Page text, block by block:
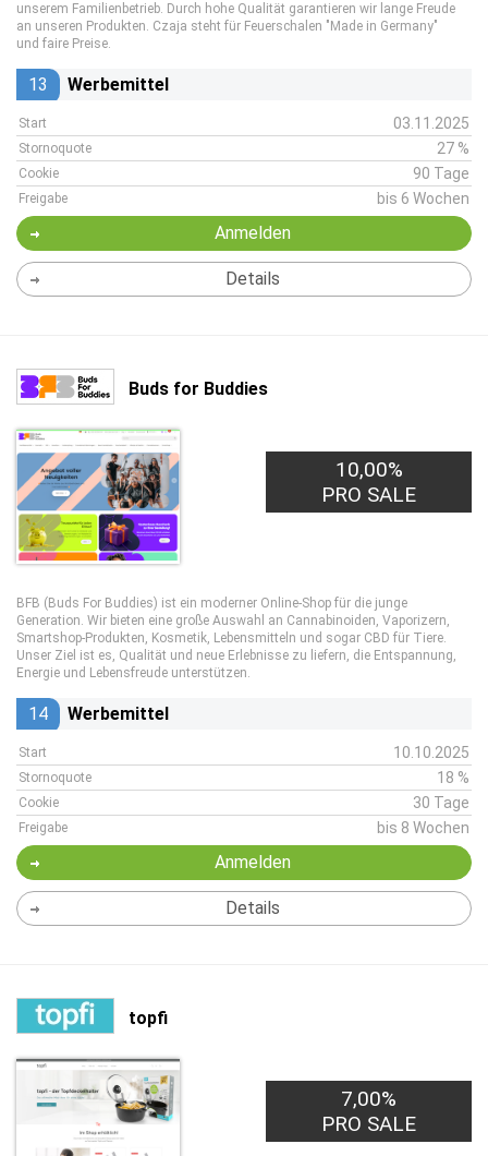
unserem Familienbetrieb. Durch hohe Qualität garantieren wir lange Freude
an unseren Produkten. Czaja steht für Feuerschalen "Made in Germany"
und faire Preise.
13 Werbemittel
Start 03.11.2025
Stornoquote 27 %
Cookie 90 Tage
Freigabe bis 6 Wochen
Anmelden
Details
Buds for Buddies
10,00%
PRO SALE
BFB (Buds For Buddies) ist ein moderner Online-Shop für die junge
Generation. Wir bieten eine große Auswahl an Cannabinoiden, Vaporizern,
Smartshop-Produkten, Kosmetik, Lebensmitteln und sogar CBD für Tiere.
Unser Ziel ist es, Qualität und neue Erlebnisse zu liefern, die Entspannung,
Energie und Lebensfreude unterstützen.
14 Werbemittel
Start 10.10.2025
Stornoquote 18 %
Cookie 30 Tage
Freigabe bis 8 Wochen
Anmelden
Details
topfi
7,00%
PRO SALE